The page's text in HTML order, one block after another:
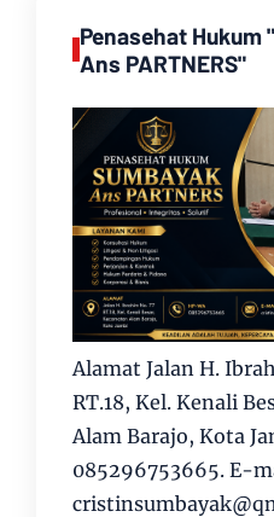
Penasehat Hukum
Ans PARTNERS"
Alamat Jalan H.
RT.18, Kel. Kenali
Alam Barajo, Kota
085296753665. E-